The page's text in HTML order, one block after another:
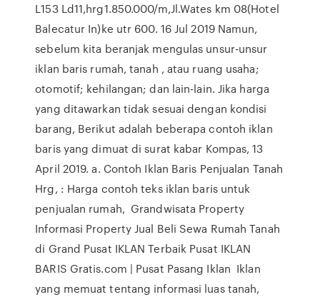
L153 Ld11,hrg1.850.000/m,Jl.Wates km 08(Hotel
Balecatur In)ke utr 600. 16 Jul 2019 Namun,
sebelum kita beranjak mengulas unsur-unsur
iklan baris rumah, tanah , atau ruang usaha;
otomotif; kehilangan; dan lain-lain. Jika harga
yang ditawarkan tidak sesuai dengan kondisi
barang, Berikut adalah beberapa contoh iklan
baris yang dimuat di surat kabar Kompas, 13
April 2019. a. Contoh Iklan Baris Penjualan Tanah
Hrg, : Harga contoh teks iklan baris untuk
penjualan rumah, Grandwisata Property
Informasi Property Jual Beli Sewa Rumah Tanah
di Grand Pusat IKLAN Terbaik Pusat IKLAN
BARIS Gratis.com | Pusat Pasang Iklan Iklan
yang memuat tentang informasi luas tanah,